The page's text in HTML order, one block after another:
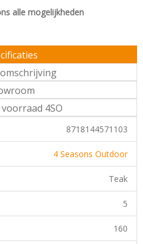
alle mogelijkheden
4SO
8718144571103
4 Seasons Outdoor
Teak
5
160